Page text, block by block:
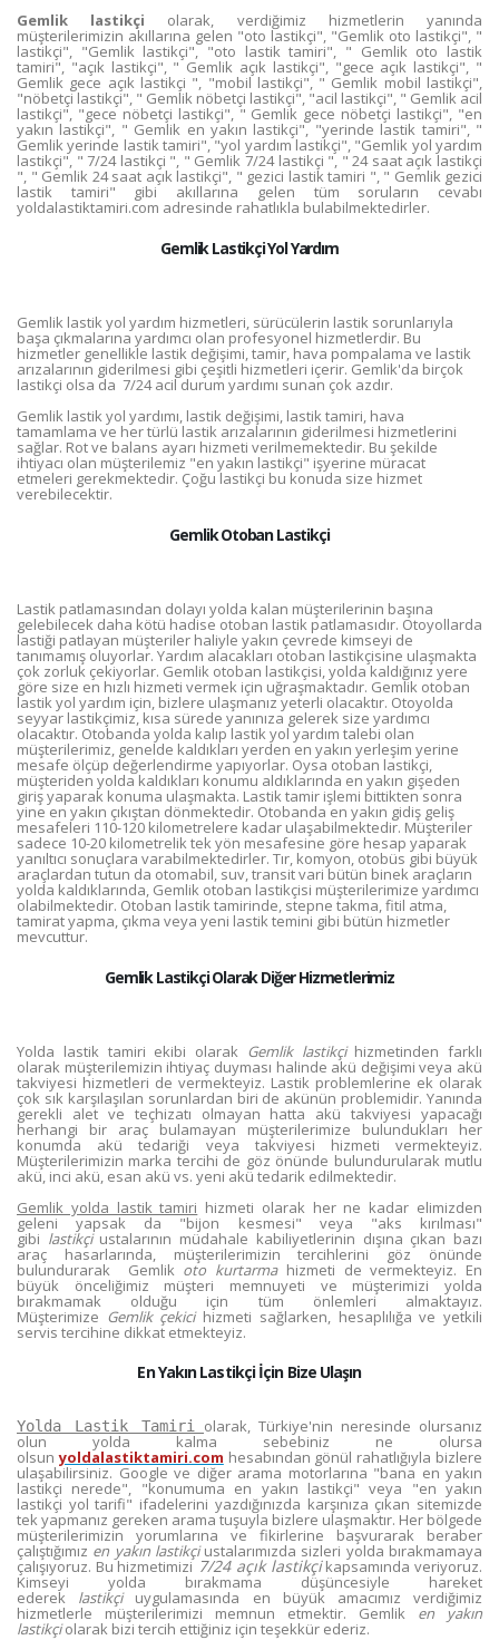
Gemlik lastikçi olarak, verdiğimiz hizmetlerin yanında
müşterilerimizin akıllarına gelen "oto lastikçi", "Gemlik oto lastikçi", "
lastikçi", "Gemlik lastikçi", "oto lastik tamiri", " Gemlik oto lastik
tamiri", "açık lastikçi", " Gemlik açık lastikçi", "gece açık lastikçi", "
Gemlik gece açık lastikçi ", "mobil lastikçi", " Gemlik mobil lastikçi",
"nöbetçi lastikçi", " Gemlik nöbetçi lastikçi", "acil lastikçi", " Gemlik acil
lastikçi", "gece nöbetçi lastikçi", " Gemlik gece nöbetçi lastikçi", "en
yakın lastikçi", " Gemlik en yakın lastikçi", "yerinde lastik tamiri", "
Gemlik yerinde lastik tamiri", "yol yardım lastikçi", "Gemlik yol yardım
lastikçi", " 7/24 lastikçi ", " Gemlik 7/24 lastikçi ", " 24 saat açık lastikçi
", " Gemlik 24 saat açık lastikçi", " gezici lastik tamiri ", " Gemlik gezici
lastik tamiri" gibi akıllarına gelen tüm soruların cevabı
yoldalastiktamiri.com adresinde rahatlıkla bulabilmektedirler.
Gemlik Lastikçi Yol Yardım
Gemlik lastik yol yardım hizmetleri, sürücülerin lastik sorunlarıyla
başa çıkmalarına yardımcı olan profesyonel hizmetlerdir. Bu
hizmetler genellikle lastik değişimi, tamir, hava pompalama ve lastik
arızalarının giderilmesi gibi çeşitli hizmetleri içerir. Gemlik'da birçok
lastikçi olsa da 7/24 acil durum yardımı sunan çok azdır.
Gemlik lastik yol yardımı, lastik değişimi, lastik tamiri, hava
tamamlama ve her türlü lastik arızalarının giderilmesi hizmetlerini
sağlar. Rot ve balans ayarı hizmeti verilmemektedir. Bu şekilde
ihtiyacı olan müşterilemiz "en yakın lastikçi" işyerine müracat
etmeleri gerekmektedir. Çoğu lastikçi bu konuda size hizmet
verebilecektir.
Gemlik Otoban Lastikçi
Lastik patlamasından dolayı yolda kalan müşterilerinin başına
gelebilecek daha kötü hadise otoban lastik patlamasıdır. Otoyollarda
lastiği patlayan müşteriler haliyle yakın çevrede kimseyi de
tanımamış oluyorlar. Yardım alacakları otoban lastikçisine ulaşmakta
çok zorluk çekiyorlar. Gemlik otoban lastikçisi, yolda kaldığınız yere
göre size en hızlı hizmeti vermek için uğraşmaktadır. Gemlik otoban
lastik yol yardım için, bizlere ulaşmanız yeterli olacaktır. Otoyolda
seyyar lastikçimiz, kısa sürede yanınıza gelerek size yardımcı
olacaktır. Otobanda yolda kalıp lastik yol yardım talebi olan
müşterilerimiz, genelde kaldıkları yerden en yakın yerleşim yerine
mesafe ölçüp değerlendirme yapıyorlar. Oysa otoban lastikçi,
müşteriden yolda kaldıkları konumu aldıklarında en yakın gişeden
giriş yaparak konuma ulaşmakta. Lastik tamir işlemi bittikten sonra
yine en yakın çıkıştan dönmektedir. Otobanda en yakın gidiş geliş
mesafeleri 110-120 kilometrelere kadar ulaşabilmektedir. Müşteriler
sadece 10-20 kilometrelik tek yön mesafesine göre hesap yaparak
yanıltıcı sonuçlara varabilmektedirler. Tır, komyon, otobüs gibi büyük
araçlardan tutun da otomabil, suv, transit vari bütün binek araçların
yolda kaldıklarında, Gemlik otoban lastikçisi müşterilerimize yardımcı
olabilmektedir. Otoban lastik tamirinde, stepne takma, fitil atma,
tamirat yapma, çıkma veya yeni lastik temini gibi bütün hizmetler
mevcuttur.
Gemlik Lastikçi Olarak Diğer Hizmetlerimiz
Yolda lastik tamiri ekibi olarak Gemlik lastikçihizmetinden farklı
olarak müşterilemizin ihtiyaç duyması halinde akü değişimi veya akü
takviyesi hizmetleri de vermekteyiz. Lastik problemlerine ek olarak
çok sık karşılaşılan sorunlardan biri de akünün problemidir. Yanında
gerekli alet ve teçhizatı olmayan hatta akü takviyesi yapacağı
herhangi bir araç bulamayan müşterilerimize bulundukları her
konumda akü tedariği veya takviyesi hizmeti vermekteyiz.
Müşterilerimizin marka tercihi de göz önünde bulundurularak mutlu
akü, inci akü, esan akü vs. yeni akü tedarik edilmektedir.
Gemlik yolda lastik tamiri hizmeti olarak her ne kadar elimizden
geleni yapsak da "bijon kesmesi" veya "aks kırılması"
gibi lastikçi ustalarının müdahale kabiliyetlerinin dışına çıkan bazı
araç hasarlarında, müşterilerimizin tercihlerini göz önünde
bulundurarak Gemlik oto kurtarmahizmeti de vermekteyiz. En
büyük önceliğimiz müşteri memnuyeti ve müşterimizi yolda
bırakmamak olduğu için tüm önlemleri almaktayız.
Müşterimize Gemlik çekicihizmeti sağlarken, hesaplılığa ve yetkili
servis tercihine dikkat etmekteyiz.
En Yakın Lastikçi İçin Bize Ulaşın
Yolda Lastik Tamiri olarak, Türkiye'nin neresinde olursanız
olun yolda kalma sebebiniz ne olursa
olsunyoldalastiktamiri.com hesabından gönül rahatlığıyla bizlere
ulaşabilirsiniz. Google ve diğer arama motorlarına "bana en yakın
lastikçi nerede", "konumuma en yakın lastikçi" veya "en yakın
lastikçi yol tarifi" ifadelerini yazdığınızda karşınıza çıkan sitemizde
tek yapmanız gereken arama tuşuyla bizlere ulaşmaktır. Her bölgede
müşterilerimizin yorumlarına ve fikirlerine başvurarak beraber
çalıştığımız en yakın lastikçiustalarımızda sizleri yolda bırakmamaya
çalışıyoruz. Bu hizmetimizi 7/24 açık lastikçikapsamında veriyoruz.
Kimseyi yolda bırakmama düşüncesiyle hareket
ederek lastikçi uygulamasında en büyük amacımız verdiğimiz
hizmetlerle müşterilerimizi memnun etmektir. Gemlik en yakın
lastikçiolarak bizi tercih ettiğiniz için teşekkür ederiz.